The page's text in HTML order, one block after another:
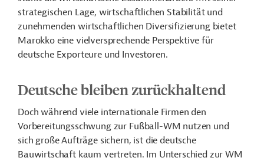
strategischen Lage, wirtschaftlichen Stabilität und
zunehmenden wirtschaftlichen Diversifizierung bietet
Marokko eine vielversprechende Perspektive für
deutsche Exporteure und ­Investoren.
Deutsche bleiben zurückhaltend
Doch während viele internationale Firmen den
Vorbereitungsschwung zur Fußball-WM nutzen und
sich große Aufträge sichern, ist die deutsche
Bauwirtschaft kaum vertreten. Im Unterschied zur WM